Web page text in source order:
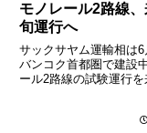
モノレール2路線、
旬運行へ
サックサヤム運輸相は6
バンコク首都圏で建設
ール2路線の試験運行を
ラートプラオとサムッ